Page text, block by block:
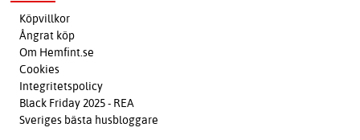
Köpvillkor
Ångrat köp
Om Hemfint.se
Cookies
Integritetspolicy
Black Friday 2025 - REA
Sveriges bästa husbloggare